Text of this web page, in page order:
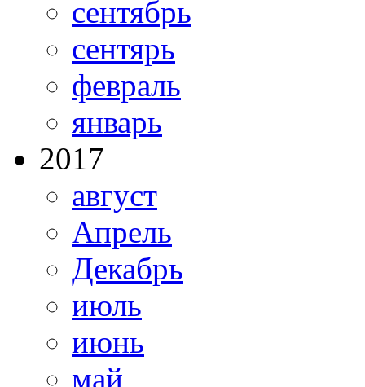
сентябрь
сентярь
февраль
январь
2017
август
Апрель
Декабрь
июль
июнь
май